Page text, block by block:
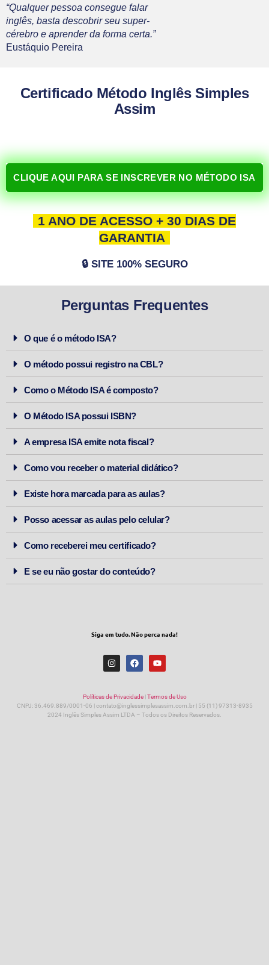
“Qualquer pessoa consegue falar
inglês, basta descobrir seu super-
cérebro e aprender da forma certa.”
Eustáquio Pereira
Certificado Método Inglês Simples
Assim
CLIQUE AQUI PARA SE INSCREVER NO MÉTODO ISA
1 ANO DE ACESSO + 30 DIAS DE
GARANTIA
🔒 SITE 100% SEGURO
Perguntas Frequentes
O que é o método ISA?
O método possui registro na CBL?
Como o Método ISA é composto?
O Método ISA possui ISBN?
A empresa ISA emite nota fiscal?
Como vou receber o material didático?
Existe hora marcada para as aulas?
Posso acessar as aulas pelo celular?
Como receberei meu certificado?
E se eu não gostar do conteúdo?
Siga em tudo. Não perca nada!
Políticas de Privacidade|Termos de Uso
CNPJ: 36.469.889/0001-06 | contato@inglessimplesassim.com.br | 55 (11) 97313-8935
2024 Inglês Simples Assim LTDA – Todos os Direitos Reservados.